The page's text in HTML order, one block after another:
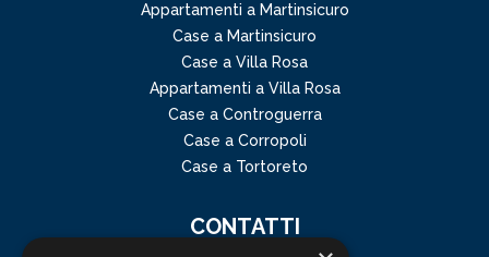
Appartamenti a Martinsicuro
Case a Martinsicuro
Case a Villa Rosa
Appartamenti a Villa Rosa
Case a Controguerra
Case a Corropoli
Case a Tortoreto
CONTATTI